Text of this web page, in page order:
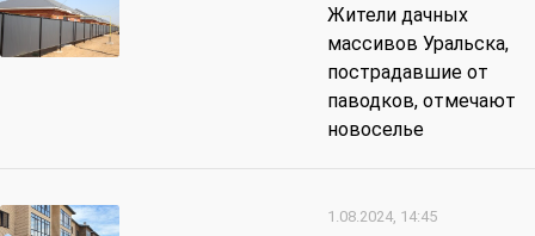
Жители дачных
массивов Уральска,
пострадавшие от
паводков, отмечают
новоселье
1.08.2024, 14:45